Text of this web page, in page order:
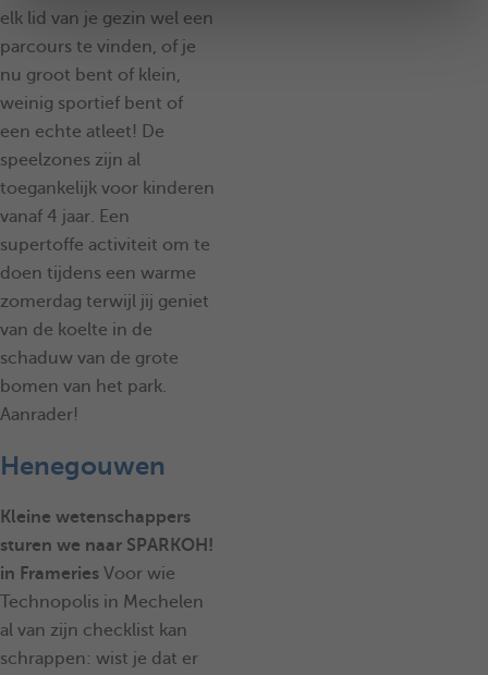
elk lid van je gezin wel een
parcours te vinden, of je
nu groot bent of klein,
weinig sportief bent of
een echte atleet! De
speelzones zijn al
toegankelijk voor kinderen
vanaf 4 jaar. Een
supertoffe activiteit om te
doen tijdens een warme
zomerdag terwijl jij geniet
van de koelte in de
schaduw van de grote
bomen van het park.
Aanrader!
Henegouwen
Kleine wetenschappers
sturen we naar SPARKOH!
in Frameries Voor wie
Technopolis in Mechelen
al van zijn checklist kan
schrappen: wist je dat er